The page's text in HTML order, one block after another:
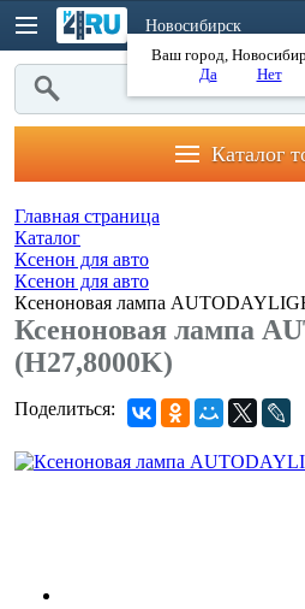
Новосибирск
Ваш город,
Да
Нет
Каталог
Главная страница
Каталог
Ксенон для авто
Ксенон для авто
Ксеноновая лампа
Ксеноновая лампа
(H27,8000K)
Поделиться: